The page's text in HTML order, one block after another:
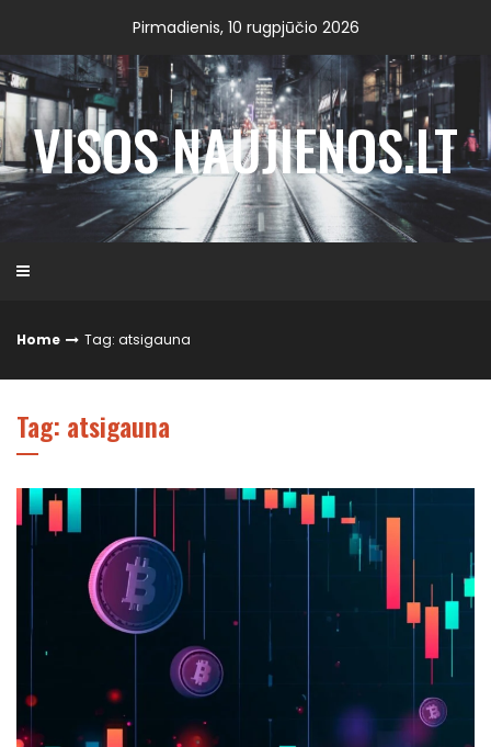
content
Pirmadienis, 10 rugpjūčio 2026
VISOS NAUJIENOS.LT
Home Tag: atsigauna
Tag: atsigauna